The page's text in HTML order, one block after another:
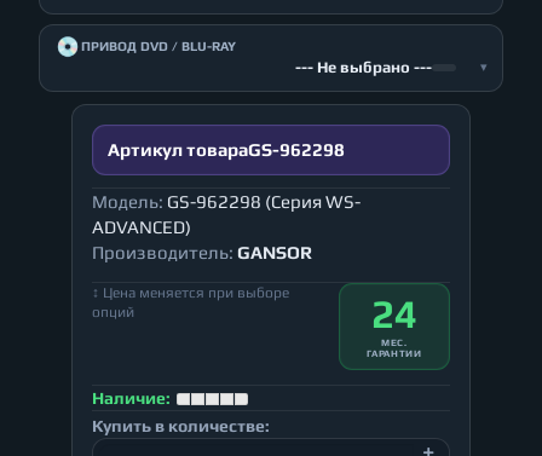
💿ПРИВОД DVD / BLU-RAY
--- Не выбрано --- ▾
Артикул товараGS-962298
Модель: GS-962298 (Серия WS-
ADVANCED)
Производитель: GANSOR
↕ Цена меняется при выборе
опций
24
МЕС.
ГАРАНТИИ
Наличие:
Купить в количестве: